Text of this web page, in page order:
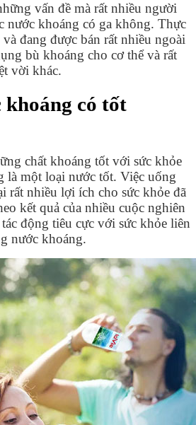
vấn đề mà rất nhiều người
nước khoáng có ga không. Thực
đang được bán rất nhiều ngoài
bù khoáng cho cơ thể và rất
vời khác.
khoáng có tốt
chất khoáng tốt với sức khỏe
là một loại nước tốt. Việc uống
rất nhiều lợi ích cho sức khỏe đã
kết quả của nhiều cuộc nghiên
động tiêu cực với sức khỏe liên
nước khoáng.